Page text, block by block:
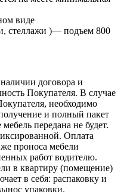
виде
стеллажи )— подъем 800
договора и
Покупателя. В случае
необходимо
и полный пакет
передана не будет.
Оплата
проноса мебели
работ водителю.
в квартиру (помещение)
в себя: распаковку и
упаковки.